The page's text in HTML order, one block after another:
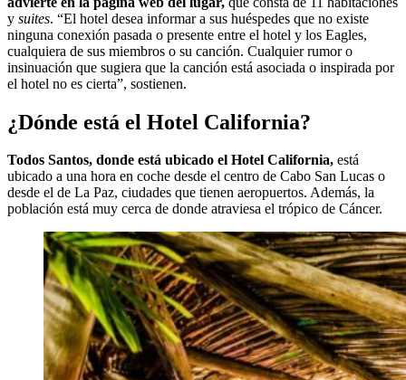
y suites. “El hotel desea informar a sus huéspedes que no existe
ninguna conexión pasada o presente entre el hotel y los Eagles,
cualquiera de sus miembros o su canción. Cualquier rumor o
insinuación que sugiera que la canción está asociada o inspirada por
el hotel no es cierta”, sostienen.
¿Dónde está el Hotel California?
Todos Santos, donde está ubicado el Hotel California, está
ubicado a una hora en coche desde el centro de Cabo San Lucas o
desde el de La Paz, ciudades que tienen aeropuertos. Además, la
población está muy cerca de donde atraviesa el trópico de Cáncer.